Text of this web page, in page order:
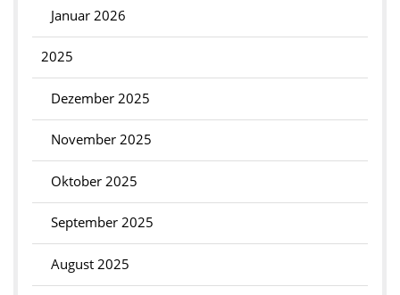
Januar 2026
2025
Dezember 2025
November 2025
Oktober 2025
September 2025
August 2025